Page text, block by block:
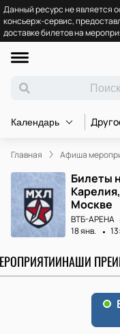
Данный ресурс не является
консьерж-сервис,
доставке билетов на
Календарь
Главная Афиша
Билеты
Москве
ВТБ-АРЕНА
18 янв.
НАШИ